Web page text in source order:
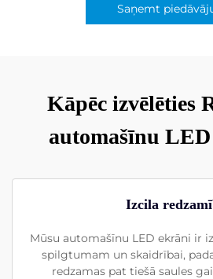
Saņemt
Kāpēc izvēlēties
automašīnu
Izcila
Mūsu automašīnu LED ekrāni ir
spilgtumam un skaidrībai,
redzamas pat tiešā saules